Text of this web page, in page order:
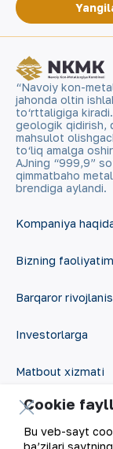
“Navoiy kon-
jahonda oltin
to‘rttaligiga
geologik qidirish,
mahsulot
to‘liq amalga
AJning “999,9”
qimmatbaho
brendiga aylandi.
Kompaniya
Bizning
Barqaror
Investorlarga
Matbout xizmati
Karyera
Raqamli hukumat
Cookie
Bu veb-sayt
ba’zilari